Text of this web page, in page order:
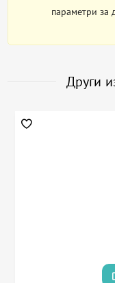
параметри за
Други